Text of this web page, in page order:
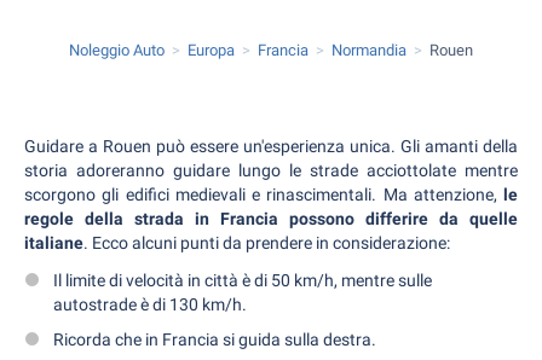
Noleggio Auto Europa Francia Normandia Rouen
Guidare a Rouen può essere un'esperienza unica. Gli amanti della
storia adoreranno guidare lungo le strade acciottolate mentre
scorgono gli edifici medievali e rinascimentali. Ma attenzione, le
regole della strada in Francia possono differire da quelle
italiane. Ecco alcuni punti da prendere in considerazione:
Il limite di velocità in città è di 50 km/h, mentre sulle
autostrade è di 130 km/h.
Ricorda che in Francia si guida sulla destra.